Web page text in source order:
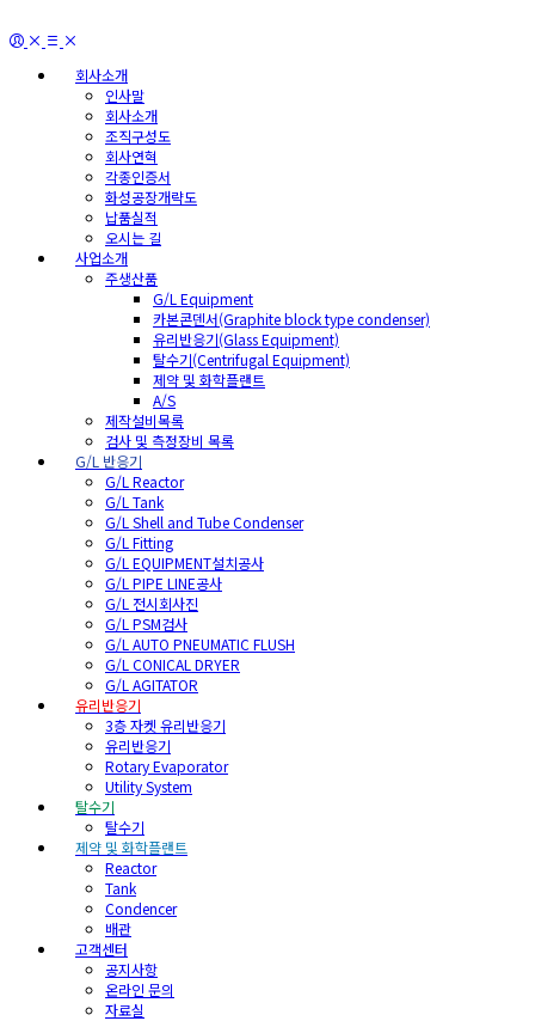
회사소개
인사말
회사소개
조직구성도
회사연혁
각종인증서
화성공장개략도
납품실적
오시는 길
사업소개
주생산품
G/L Equipment
카본콘덴서(Graphite block type condenser)
유리반응기(Glass Equipment)
탈수기(Centrifugal Equipment)
제약 및 화학플랜트
A/S
제작설비목록
검사 및 측정장비 목록
G/L 반응기
G/L Reactor
G/L Tank
G/L Shell and Tube Condenser
G/L Fitting
G/L EQUIPMENT설치공사
G/L PIPE LINE공사
G/L 전시회사진
G/L PSM검사
G/L AUTO PNEUMATIC FLUSH
G/L CONICAL DRYER
G/L AGITATOR
유리반응기
3층 자켓 유리반응기
유리반응기
Rotary Evaporator
Utility System
탈수기
탈수기
제약 및 화학플랜트
Reactor
Tank
Condencer
배관
고객센터
공지사항
온라인 문의
자료실